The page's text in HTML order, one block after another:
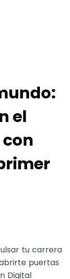
el
tu carrera
puertas
Digital